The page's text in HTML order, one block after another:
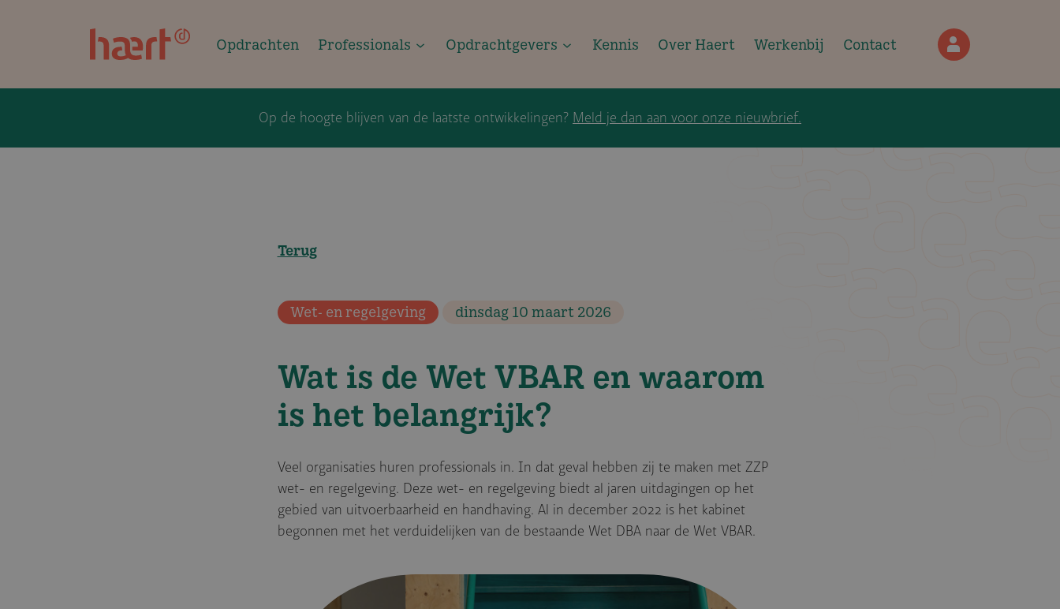
Opdrachten Professionals Opdrachtgevers Kennis Over Haert Werkenbij Contact
Op de hoogte blijven van de laatste ontwikkelingen? Meld je dan aan voor onze nieuwbrief.
Terug
Wet- en regelgeving dinsdag 10 maart 2026
Wat is de Wet VBAR en waarom
is het belangrijk?
Veel organisaties huren professionals in. In dat geval hebben zij te maken met ZZP
wet- en regelgeving. Deze wet- en regelgeving biedt al jaren uitdagingen op het
gebied van uitvoerbaarheid en handhaving. Al in december 2022 is het kabinet
begonnen met het verduidelijken van de bestaande Wet DBA naar de Wet VBAR.